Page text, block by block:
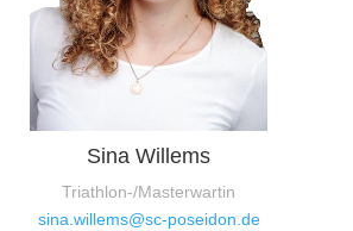
Sina Willems
Triathlon-/Masterwartin
sina.willems@sc-poseidon.de